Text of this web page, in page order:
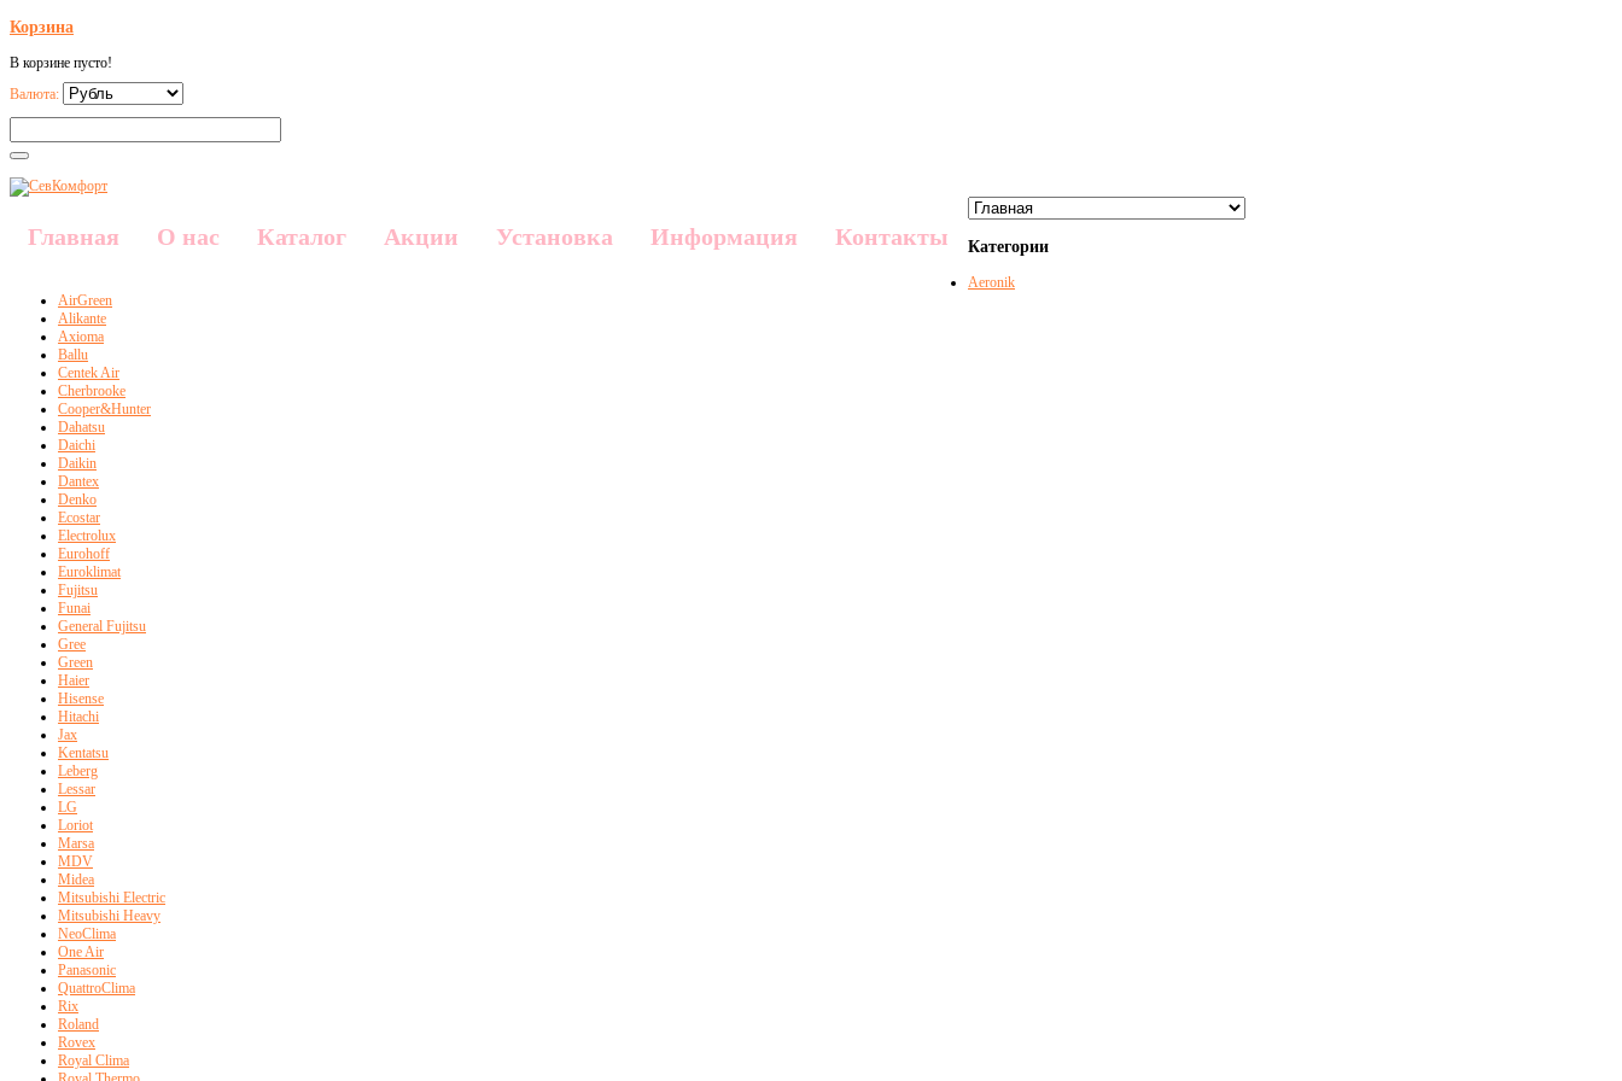
Корзина
В корзине пусто!
Валюта:
Главная О нас Каталог Акции Установка Информация Контакты Категории
Aeronik
AirGreen
Alikante
Axioma
Ballu
Centek Air
Cherbrooke
Cooper&Hunter
Dahatsu
Daichi
Daikin
Dantex
Denko
Ecostar
Electrolux
Eurohoff
Euroklimat
Fujitsu
Funai
General Fujitsu
Gree
Green
Haier
Hisense
Hitachi
Jax
Kentatsu
Leberg
Lessar
LG
Loriot
Marsa
MDV
Midea
Mitsubishi Electric
Mitsubishi Heavy
NeoClima
One Air
Panasonic
QuattroClima
Rix
Roland
Rovex
Royal Clima